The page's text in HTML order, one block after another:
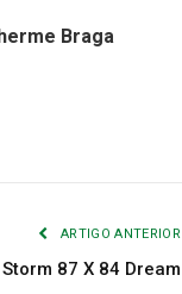
Braga
ARTIGO ANTERIOR
Storm 87 X 84 Dream